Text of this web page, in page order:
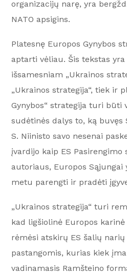
organizacijų narę, yra
NATO apsigins.
Platesnę Europos Gynybos
aptarti vėliau. Šis tekstas
išsamesniam „Ukrainos
„Ukrainos strategija“, tiek ir
Gynybos“ strategija turi būti
sudėtinės dalys to, ką buvęs
S. Niinisto savo nesenai
įvardijo kaip ES
autoriaus, Europos
metu parengti ir pradėti
„Ukrainos strategija“ turi
kad ligšiolinė Europos
rėmėsi atskirų ES šalių
pastangomis, kurias kiek
vadinamasis Ramšteino